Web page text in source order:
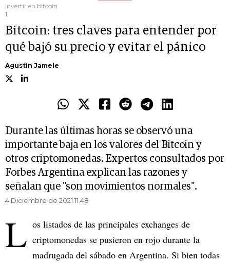
Invertir en bitcoin
1
Bitcoin: tres claves para entender por
qué bajó su precio y evitar el pánico
Agustín Jamele
Durante las últimas horas se observó una
importante baja en los valores del Bitcoin y
otros criptomonedas. Expertos consultados por
Forbes Argentina explican las razones y
señalan que "son movimientos normales".
4 Diciembre de 2021 11.48
L os listados de las principales exchanges de
criptomonedas se pusieron en rojo durante la
madrugada del sábado en Argentina. Si bien todas